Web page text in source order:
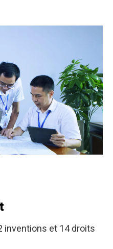
inventions et 14 droits